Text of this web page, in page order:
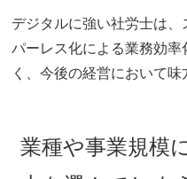
デジタルに強い社労士は
パーレス化による業務効
く、今後の経営において味
業種や事業規模